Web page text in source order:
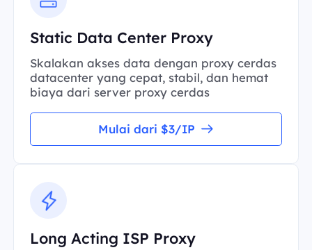
Static Data Center Proxy
Skalakan akses data dengan proxy cerdas
datacenter yang cepat, stabil, dan hemat
biaya dari server proxy cerdas
Mulai dari $3/IP
Long Acting ISP Proxy